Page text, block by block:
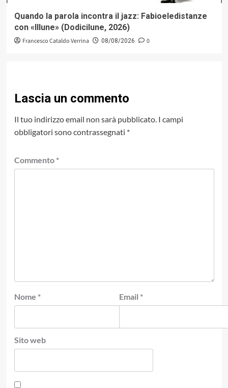
Quando la parola incontra il jazz: Fabioeledistanze
con «Illune» (Dodicilune, 2026)
Francesco Cataldo Verrina 08/08/2026 0
Lascia un commento
Il tuo indirizzo email non sarà pubblicato. I campi
obbligatori sono contrassegnati *
Commento *
Nome * Email *
Sito web